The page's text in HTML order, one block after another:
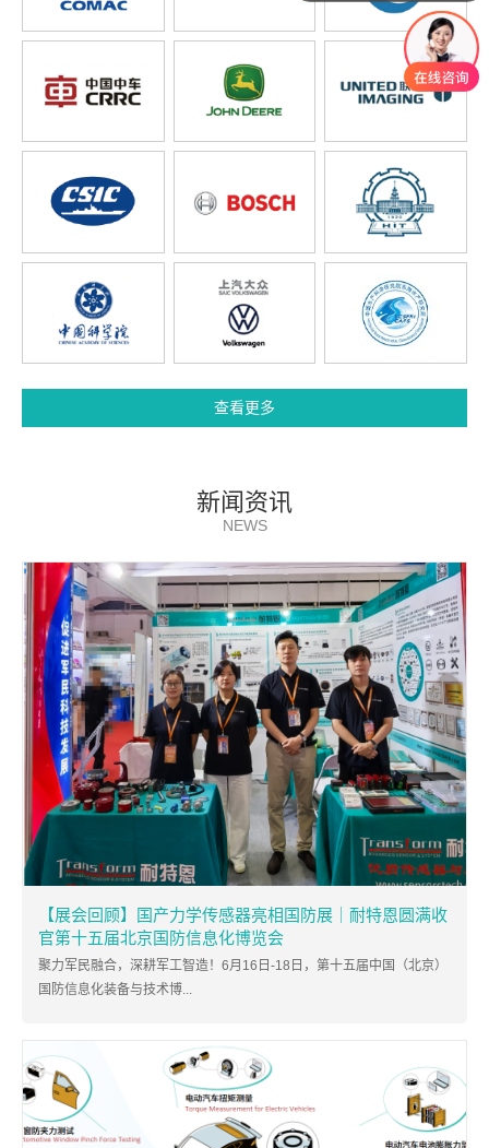
查看更多
新闻资讯
NEWS
【展会回顾】国产力学传感器亮相国防展｜耐特恩圆满收
官第十五届北京国防信息化博览会
聚力军民融合，深耕军工智造！6月16日-18日，第十五届中国（北京）
国防信息化装备与技术博...